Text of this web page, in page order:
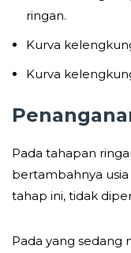
ringan.
Kurva
Kurva
Pada tahapan
bertambahnya
tahap ini, tidak
Pada yang